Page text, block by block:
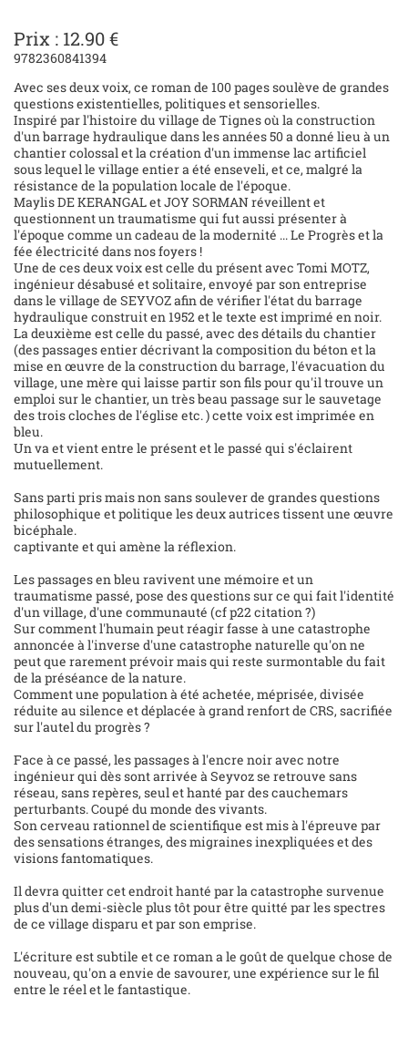
Prix : 12.90 €
9782360841394
Avec ses deux voix, ce roman de 100 pages soulève de grandes
questions existentielles, politiques et sensorielles.
Inspiré par l'histoire du village de Tignes où la construction
d'un barrage hydraulique dans les années 50 a donné lieu à un
chantier colossal et la création d'un immense lac artificiel
sous lequel le village entier a été enseveli, et ce, malgré la
résistance de la population locale de l'époque.
Maylis DE KERANGAL et JOY SORMAN réveillent et
questionnent un traumatisme qui fut aussi présenter à
l'époque comme un cadeau de la modernité ... Le Progrès et la
fée électricité dans nos foyers !
Une de ces deux voix est celle du présent avec Tomi MOTZ,
ingénieur désabusé et solitaire, envoyé par son entreprise
dans le village de SEYVOZ afin de vérifier l'état du barrage
hydraulique construit en 1952 et le texte est imprimé en noir.
La deuxième est celle du passé, avec des détails du chantier
(des passages entier décrivant la composition du béton et la
mise en œuvre de la construction du barrage, l'évacuation du
village, une mère qui laisse partir son fils pour qu'il trouve un
emploi sur le chantier, un très beau passage sur le sauvetage
des trois cloches de l'église etc. ) cette voix est imprimée en
bleu.
Un va et vient entre le présent et le passé qui s'éclairent
mutuellement.
Sans parti pris mais non sans soulever de grandes questions
philosophique et politique les deux autrices tissent une œuvre
bicéphale.
captivante et qui amène la réflexion.
Les passages en bleu ravivent une mémoire et un
traumatisme passé, pose des questions sur ce qui fait l'identité
d'un village, d'une communauté (cf p22 citation ?)
Sur comment l'humain peut réagir fasse à une catastrophe
annoncée à l'inverse d'une catastrophe naturelle qu'on ne
peut que rarement prévoir mais qui reste surmontable du fait
de la préséance de la nature.
Comment une population à été achetée, méprisée, divisée
réduite au silence et déplacée à grand renfort de CRS, sacrifiée
sur l'autel du progrès ?
Face à ce passé, les passages à l'encre noir avec notre
ingénieur qui dès sont arrivée à Seyvoz se retrouve sans
réseau, sans repères, seul et hanté par des cauchemars
perturbants. Coupé du monde des vivants.
Son cerveau rationnel de scientifique est mis à l'épreuve par
des sensations étranges, des migraines inexpliquées et des
visions fantomatiques.
Il devra quitter cet endroit hanté par la catastrophe survenue
plus d'un demi-siècle plus tôt pour être quitté par les spectres
de ce village disparu et par son emprise.
L'écriture est subtile et ce roman a le goût de quelque chose de
nouveau, qu'on a envie de savourer, une expérience sur le fil
entre le réel et le fantastique.